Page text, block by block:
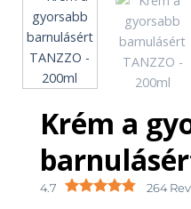
Krém a
4.7 264